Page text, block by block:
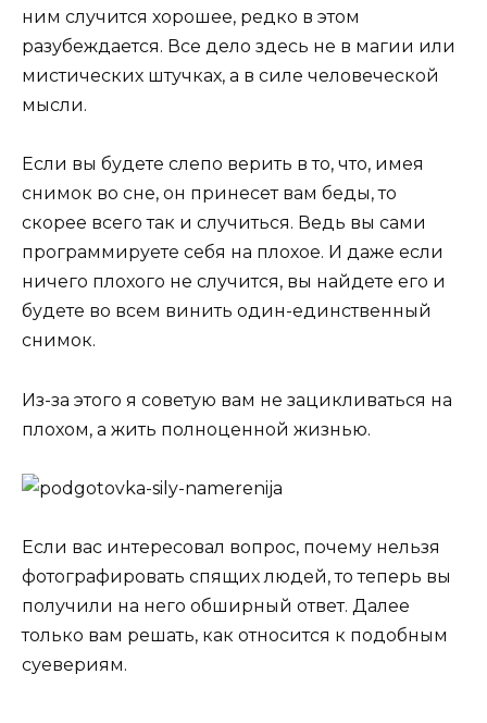
ним случится хорошее, редко в этом
разубеждается. Все дело здесь не в магии или
мистических штучках, а в силе человеческой
мысли.
Если вы будете слепо верить в то, что, имея
снимок во сне, он принесет вам беды, то
скорее всего так и случиться. Ведь вы сами
программируете себя на плохое. И даже если
ничего плохого не случится, вы найдете его и
будете во всем винить один-единственный
снимок.
Из-за этого я советую вам не зацикливаться на
плохом, а жить полноценной жизнью.
Если вас интересовал вопрос, почему нельзя
фотографировать спящих людей, то теперь вы
получили на него обширный ответ. Далее
только вам решать, как относится к подобным
суевериям.